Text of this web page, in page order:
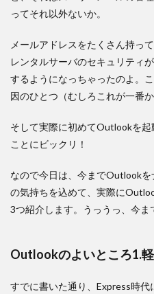
ってそれ以外ないか。
メールアドレスをたくさん持っ
レンタルサーバのセキュリティ
するようになっちゃったのよ。
因のひとつ（むしろこれが一番か
そして実際に初めてOutlookを
ことにビックリ！
なので今日は、今までOutlook
の気持ちを込めて、実際に
3つ紹介します。うっうっ、今ま
Outlookのよいところ1.
すでに書いた通り、Express時